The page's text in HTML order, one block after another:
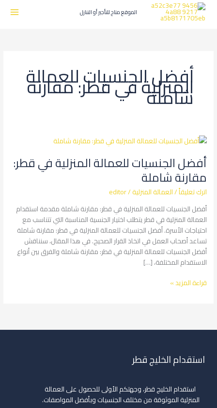
الموقع متاج للتأجير أو التنازل
أفضل الجنسيات للعمالة
المنزلية في قطر: مقارنة
شاملة
أفضل الجنسيات للعمالة المنزلية في قطر:
مقارنة شاملة
اترك تعليقاً/العمالة المنزلية/
editor
أفضل الجنسيات للعمالة المنزلية في قطر: مقارنة شاملة مقدمة استقدام
العمالة المنزلية في قطر يتطلب اختيار الجنسية المناسبة التي تتناسب مع
احتياجات الأسرة. أفضل الجنسيات للعمالة المنزلية في قطر: مقارنة شاملة
تساعد أصحاب العمل في اتخاذ القرار الصحيح. في هذا المقال، سنناقش
أفضل الجنسيات للعمالة المنزلية في قطر: مقارنة شاملة والفرق بين أنواع
الاستقدام المختلفة، […]
أفضل
للعمالة
المنزلية
في
قطر:
مقارنة
شاملة
قراءة المزيد »
استقدام الخليج قطر
استقدام الخليج قطر، وجهتكم الأولى للحصول على العمالة
المنزلية الموثوقة من مختلف الجنسيات وبأفضل المواصفات.